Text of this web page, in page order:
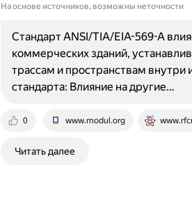
На основе источников, возможны неточности
0 www.modul.org
Стандарт ANSI/TIA/EIA-569-A
коммерческих зданий,
трассам и пространствам
стандарта: Влияние на другие…
Читать далее